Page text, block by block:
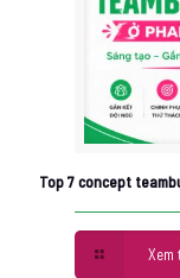
Top 7 concept
Xem